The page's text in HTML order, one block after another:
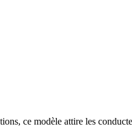
ce modèle attire les